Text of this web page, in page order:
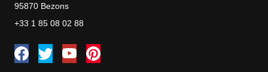
95870 Bezons
+33 1 85 08 02 88